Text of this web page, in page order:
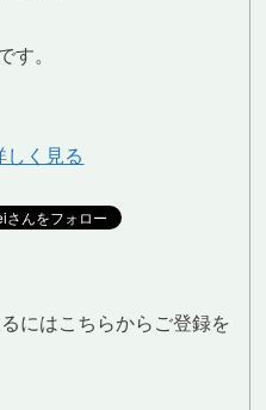
す。
しく見る
にはこちらからご登録を